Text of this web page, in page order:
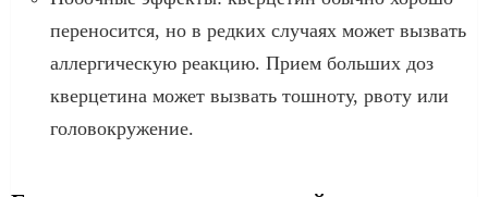
переносится, но в редких случаях может вызвать
аллергическую реакцию. Прием больших доз
кверцетина может вызвать тошноту, рвоту или
головокружение.